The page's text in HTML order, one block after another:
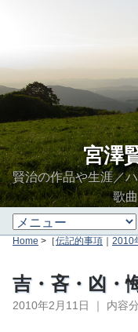
宮澤
賢治の作品や生涯／
歌
Home >［伝記的事項 ｜ 2010
吉・吝・凶・
2010年2月11日 ｜ 内容